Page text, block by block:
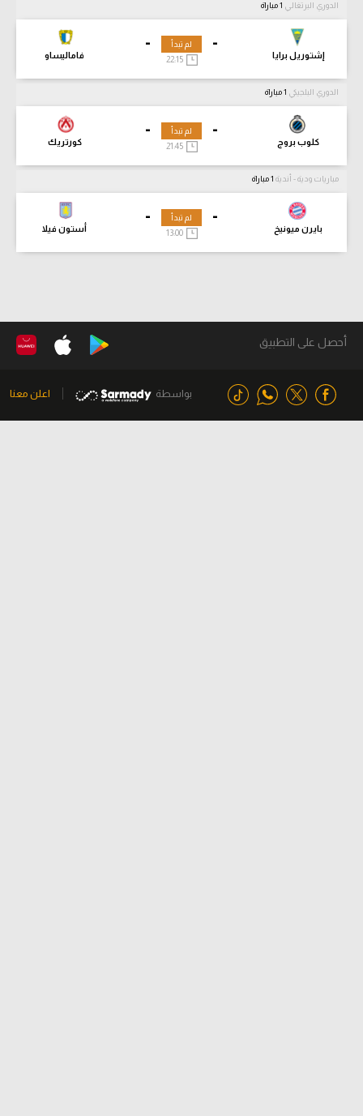
الدوري البرتغالي
-
إشتوريل برايا
-
فاماليساو
لم تبدأ
22:15
الدوري البلجيكي
-
كلوب بروج
-
كورتريك
لم تبدأ
21:45
مباريات ودية - أندية
-
بايرن ميونيخ
-
أستون فيلا
لم تبدأ
13:00
أحصل على التطبيق
بواسطة اعلن معنا